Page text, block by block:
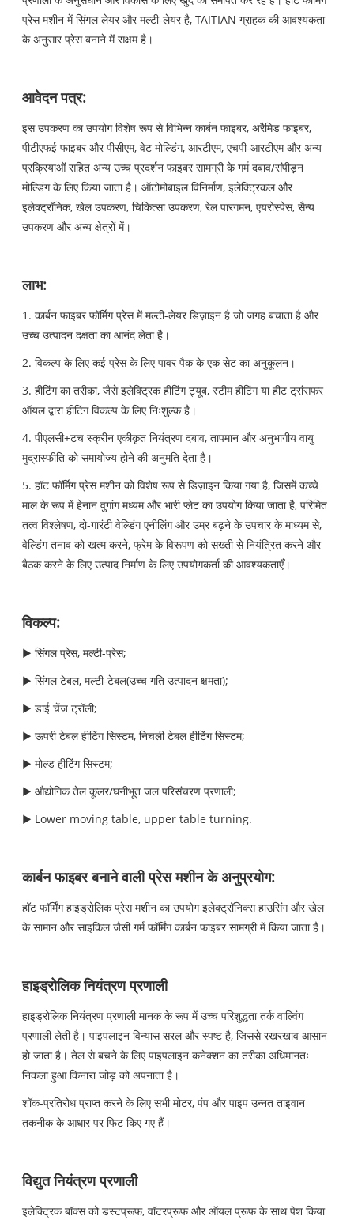
प्रेस मशीन में सिंगल लेयर और मल्टी-लेयर है, TAITIAN ग्राहक की आवश्यकता
के अनुसार प्रेस बनाने में सक्षम है।
आवेदन पत्र:
इस उपकरण का उपयोग विशेष रूप से विभिन्न कार्बन फाइबर, अरैमिड फाइबर,
पीटीएफई फाइबर और पीसीएम, वेट मोल्डिंग, आरटीएम, एचपी-आरटीएम और अन्य
प्रक्रियाओं सहित अन्य उच्च प्रदर्शन फाइबर सामग्री के गर्म दबाव/संपीड़न
मोल्डिंग के लिए किया जाता है। ऑटोमोबाइल विनिर्माण, इलेक्ट्रिकल और
इलेक्ट्रॉनिक, खेल उपकरण, चिकित्सा उपकरण, रेल पारगमन, एयरोस्पेस, सैन्य
उपकरण और अन्य क्षेत्रों में।
लाभ:
1. कार्बन फाइबर फॉर्मिंग प्रेस में मल्टी-लेयर डिज़ाइन है जो जगह बचाता है और
उच्च उत्पादन दक्षता का आनंद लेता है।
2. विकल्प के लिए कई प्रेस के लिए पावर पैक के एक सेट का अनुकूलन।
3. हीटिंग का तरीका, जैसे इलेक्ट्रिक हीटिंग ट्यूब, स्टीम हीटिंग या हीट ट्रांसफर
ऑयल द्वारा हीटिंग विकल्प के लिए निःशुल्क है।
4. पीएलसी+टच स्क्रीन एकीकृत नियंत्रण दबाव, तापमान और अनुभागीय वायु
मुद्रास्फीति को समायोज्य होने की अनुमति देता है।
5. हॉट फॉर्मिंग प्रेस मशीन को विशेष रूप से डिज़ाइन किया गया है, जिसमें कच्चे
माल के रूप में हेनान वुगांग मध्यम और भारी प्लेट का उपयोग किया जाता है, परिमित
तत्व विश्लेषण, दो-गारंटी वेल्डिंग एनीलिंग और उम्र बढ़ने के उपचार के माध्यम से,
वेल्डिंग तनाव को खत्म करने, फ्रेम के विरूपण को सख्ती से नियंत्रित करने और
बैठक करने के लिए उत्पाद निर्माण के लिए उपयोगकर्ता की आवश्यकताएँ।
विकल्प:
▶ सिंगल प्रेस, मल्टी-प्रेस;
▶ सिंगल टेबल, मल्टी-टेबल(उच्च गति उत्पादन क्षमता);
▶ डाई चेंज ट्रॉली;
▶ ऊपरी टेबल हीटिंग सिस्टम, निचली टेबल हीटिंग सिस्टम;
▶ मोल्ड हीटिंग सिस्टम;
▶ औद्योगिक तेल कूलर/घनीभूत जल परिसंचरण प्रणाली;
▶ Lower moving table, upper table turning.
कार्बन फाइबर बनाने वाली प्रेस मशीन के अनुप्रयोग:
हॉट फॉर्मिंग हाइड्रोलिक प्रेस मशीन का उपयोग इलेक्ट्रॉनिक्स हाउसिंग और खेल
के सामान और साइकिल जैसी गर्म फॉर्मिंग कार्बन फाइबर सामग्री में किया जाता है।
हाइड्रोलिक नियंत्रण प्रणाली
हाइड्रोलिक नियंत्रण प्रणाली मानक के रूप में उच्च परिशुद्धता तर्क वाल्विंग
प्रणाली लेती है। पाइपलाइन विन्यास सरल और स्पष्ट है, जिससे रखरखाव आसान
हो जाता है। तेल से बचने के लिए पाइपलाइन कनेक्शन का तरीका अधिमानतः
निकला हुआ किनारा जोड़ को अपनाता है।
शॉक-प्रतिरोध प्राप्त करने के लिए सभी मोटर, पंप और पाइप उन्नत ताइवान
तकनीक के आधार पर फिट किए गए हैं।
विद्युत नियंत्रण प्रणाली
इलेक्ट्रिक बॉक्स को डस्टप्रूफ, वॉटरप्रूफ और ऑयल प्रूफ के साथ पेश किया